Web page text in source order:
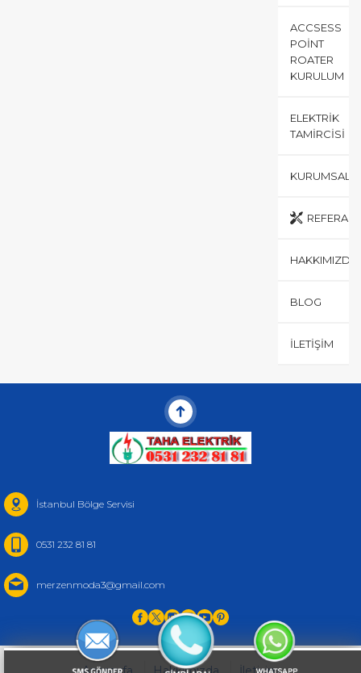
ACCSESS
POINT
ROATER
KURULUM
ELEKTRIK
TAMIRCISI
KURUMSAL
HAKKIMIZDA
BLOG
İLETIŞIM
İstanbul Bölge Servisi
0531 232 81 81
merzenmoda3@gmail.com